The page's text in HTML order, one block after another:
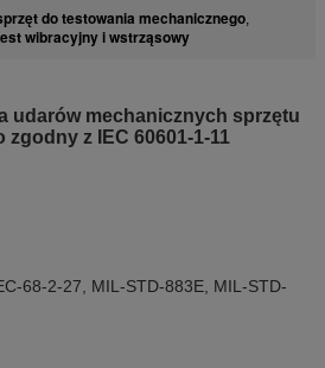
do testowania mechanicznego,
wibracyjny i wstrząsowy
udarów mechanicznych sprzętu
zgodny z IEC 60601-1-11
68-2-27, MIL-STD-883E, MIL-STD-